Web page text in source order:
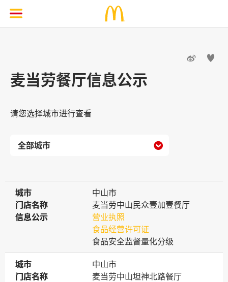
 
麦当劳餐厅信息公示
请您选择城市进行查看

城市
城市
中山市
门店名称
门店名称
麦当劳中山民众壹加壹餐厅
信息公示
信息公示
营业执照
食品经营许可证
食品安全监督量化分级
城市
城市
中山市
门店名称
门店名称
麦当劳中山坦神北路餐厅